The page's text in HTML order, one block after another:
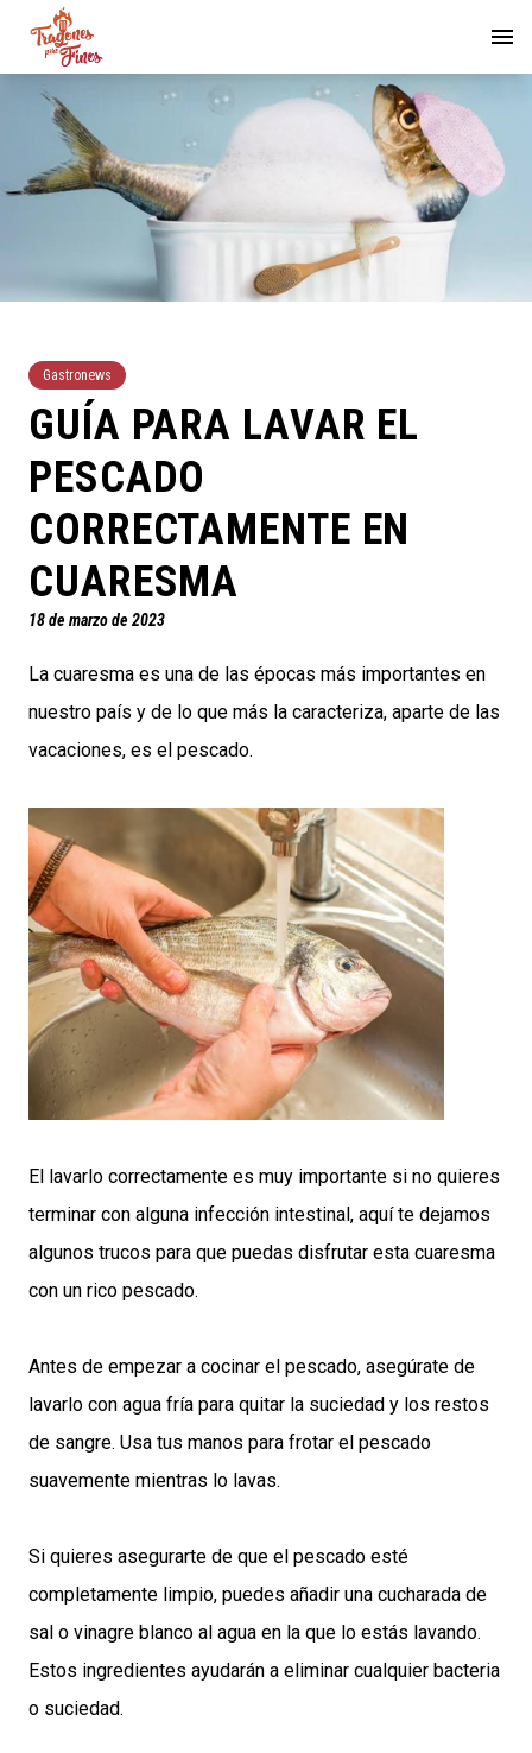
Gastronews
GUÍA PARA LAVAR EL
PESCADO
CORRECTAMENTE EN
CUARESMA
18 de marzo de 2023
La cuaresma es una de las épocas más importantes en
nuestro país y de lo que más la caracteriza, aparte de las
vacaciones, es el pescado.
El lavarlo correctamente es muy importante si no quieres
terminar con alguna infección intestinal, aquí te dejamos
algunos trucos para que puedas disfrutar esta cuaresma
con un rico pescado.
Antes de empezar a cocinar el pescado, asegúrate de
lavarlo con agua fría para quitar la suciedad y los restos
de sangre. Usa tus manos para frotar el pescado
suavemente mientras lo lavas.
Si quieres asegurarte de que el pescado esté
completamente limpio, puedes añadir una cucharada de
sal o vinagre blanco al agua en la que lo estás lavando.
Estos ingredientes ayudarán a eliminar cualquier bacteria
o suciedad.